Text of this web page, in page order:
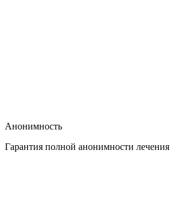
Анонимность
Гарантия полной анонимности лечения